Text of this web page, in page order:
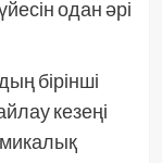
одан әрі
бірінші
кезеңі